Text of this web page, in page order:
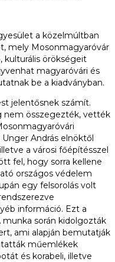
a közelmúltban
mely Mosonmagyaróvár
kulturális örökségeit
magyaróvári és
be a kiadványban.
jelentősnek számít.
összegezték, vették
András elnöktől
a városi főépítésszel
fel, hogy sorra kellene
országos védelem
egy felsorolás volt
információ. Ezt a
során kidolgozták
ami alapján bemutatják
műemlékek
és korabeli, illetve